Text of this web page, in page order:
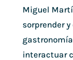
Miguel
sorprender
interactuar